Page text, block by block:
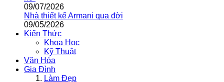
09/07/2026
Nhà thiết kế Armani qua đời
09/05/2026
Kiến Thức
Khoa Học
Kỹ Thuật
Văn Hóa
Gia Đình
Làm Đẹp